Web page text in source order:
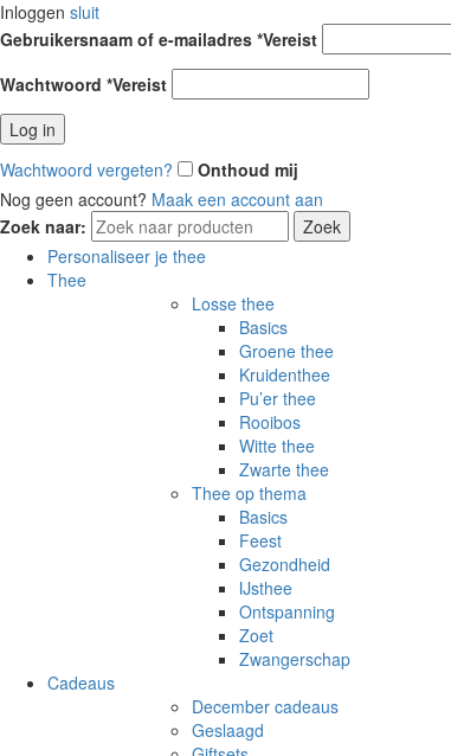
Inloggen sluit
Gebruikersnaam of e-mailadres *Vereist
Wachtwoord *Vereist
Log in
Wachtwoord vergeten?
Onthoud mij
Nog geen account? Maak een account aan
Zoek naar:
Zoek
Personaliseer je thee
Thee
Losse thee
Basics
Groene thee
Kruidenthee
Pu’er thee
Rooibos
Witte thee
Zwarte thee
Thee op thema
Basics
Feest
Gezondheid
IJsthee
Ontspanning
Zoet
Zwangerschap
Cadeaus
December cadeaus
Geslaagd